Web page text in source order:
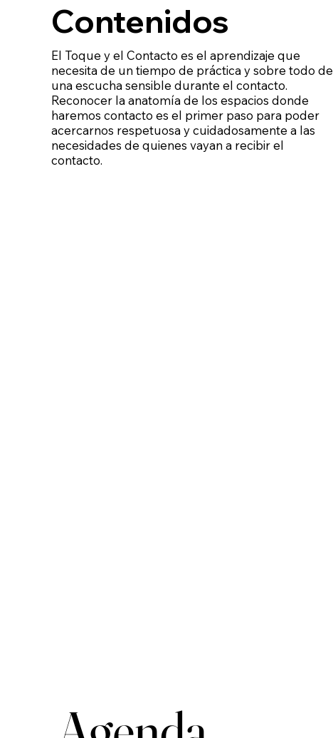
Contenidos
El Toque y el Contacto es el aprendizaje que
necesita de un tiempo de práctica y sobre todo de
una escucha sensible durante el contacto.
Reconocer la anatomía de los espacios donde
haremos contacto es el primer paso para poder
acercarnos respetuosa y cuidadosamente a las
necesidades de quienes vayan a recibir el
contacto.